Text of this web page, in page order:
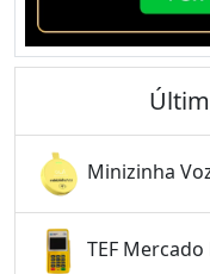
Minizinha
TEF Mercado